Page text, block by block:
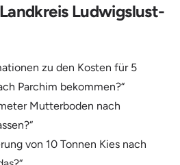
Ludwigslust-
zu den Kosten für 5
Parchim bekommen?“
Mutterboden nach
von 10 Tonnen Kies nach